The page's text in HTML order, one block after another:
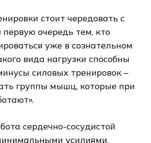
стоит чередовать с
очередь тем, кто
уже в сознательном
вида нагрузки способны
силовых тренировок –
группы мышц, которые при
сердечно-сосудистой
усилиями,